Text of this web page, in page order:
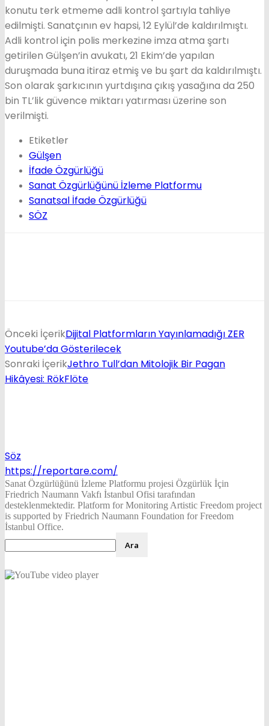
konutu terk etmeme adli kontrol şartıyla tahliye
edilmişti. Sanatçının ev hapsi, 12 Eylül’de kaldırılmıştı.
Adli kontrol için polis merkezine imza atma şartı
getirilen Gülşen’in avukatı, 21 Ekim’de yapılan
duruşmada buna itiraz etmiş ve bu şart da kaldırılmıştı.
Son olarak şarkıcının yurtdışına çıkış yasağına da 250
bin TL’lik güvence miktarı yatırması üzerine son
verilmişti.
Etiketler
Gülşen
İfade Özgürlüğü
Sanat Özgürlüğünü İzleme Platformu
Sanatsal İfade Özgürlüğü
SÖZ
Önceki İçerikDijital Platformların Yayınlamadığı ZER
Youtube’da Gösterilecek
Sonraki İçerikJethro Tull’dan Mitolojik Bir Pagan
Hikâyesi: RökFlöte
Söz
https://reportare.com/
Sanat Özgürlüğünü İzleme Platformu projesi Özgürlük İçin
Friedrich Naumann Vakfı İstanbul Ofisi tarafından
desteklenmektedir. Platform for Monitoring Artistic Freedom project
is supported by Friedrich Naumann Foundation for Freedom
İstanbul Office.